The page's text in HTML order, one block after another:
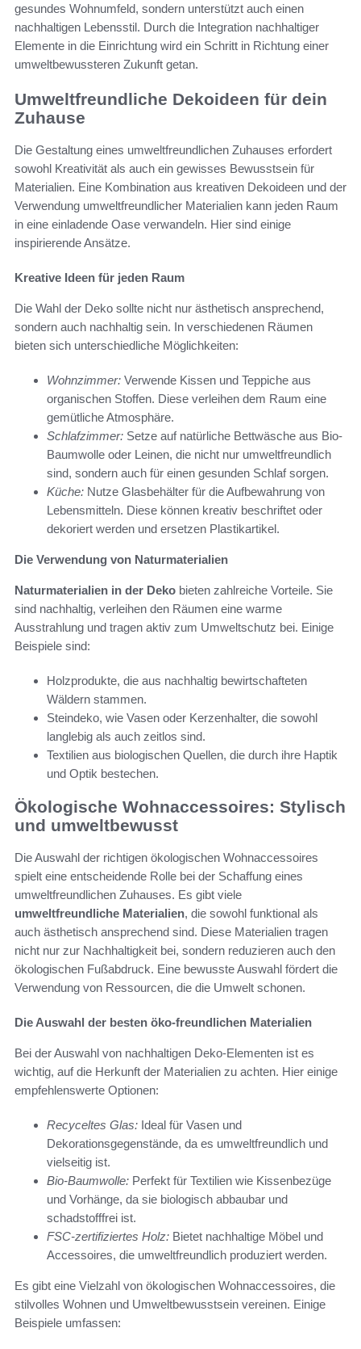
gesundes Wohnumfeld, sondern unterstützt auch einen
nachhaltigen Lebensstil. Durch die Integration nachhaltiger
Elemente in die Einrichtung wird ein Schritt in Richtung einer
umweltbewussteren Zukunft getan.
Umweltfreundliche Dekoideen für dein
Zuhause
Die Gestaltung eines umweltfreundlichen Zuhauses erfordert
sowohl Kreativität als auch ein gewisses Bewusstsein für
Materialien. Eine Kombination aus kreativen Dekoideen und der
Verwendung umweltfreundlicher Materialien kann jeden Raum
in eine einladende Oase verwandeln. Hier sind einige
inspirierende Ansätze.
Kreative Ideen für jeden Raum
Die Wahl der Deko sollte nicht nur ästhetisch ansprechend,
sondern auch nachhaltig sein. In verschiedenen Räumen
bieten sich unterschiedliche Möglichkeiten:
Wohnzimmer: Verwende Kissen und Teppiche aus
organischen Stoffen. Diese verleihen dem Raum eine
gemütliche Atmosphäre.
Schlafzimmer: Setze auf natürliche Bettwäsche aus Bio-
Baumwolle oder Leinen, die nicht nur umweltfreundlich
sind, sondern auch für einen gesunden Schlaf sorgen.
Küche: Nutze Glasbehälter für die Aufbewahrung von
Lebensmitteln. Diese können kreativ beschriftet oder
dekoriert werden und ersetzen Plastikartikel.
Die Verwendung von Naturmaterialien
Naturmaterialien in der Deko bieten zahlreiche Vorteile. Sie
sind nachhaltig, verleihen den Räumen eine warme
Ausstrahlung und tragen aktiv zum Umweltschutz bei. Einige
Beispiele sind:
Holzprodukte, die aus nachhaltig bewirtschafteten
Wäldern stammen.
Steindeko, wie Vasen oder Kerzenhalter, die sowohl
langlebig als auch zeitlos sind.
Textilien aus biologischen Quellen, die durch ihre Haptik
und Optik bestechen.
Ökologische Wohnaccessoires: Stylisch
und umweltbewusst
Die Auswahl der richtigen ökologischen Wohnaccessoires
spielt eine entscheidende Rolle bei der Schaffung eines
umweltfreundlichen Zuhauses. Es gibt viele
umweltfreundliche Materialien, die sowohl funktional als
auch ästhetisch ansprechend sind. Diese Materialien tragen
nicht nur zur Nachhaltigkeit bei, sondern reduzieren auch den
ökologischen Fußabdruck. Eine bewusste Auswahl fördert die
Verwendung von Ressourcen, die die Umwelt schonen.
Die Auswahl der besten öko-freundlichen Materialien
Bei der Auswahl von nachhaltigen Deko-Elementen ist es
wichtig, auf die Herkunft der Materialien zu achten. Hier einige
empfehlenswerte Optionen:
Recyceltes Glas: Ideal für Vasen und
Dekorationsgegenstände, da es umweltfreundlich und
vielseitig ist.
Bio-Baumwolle: Perfekt für Textilien wie Kissenbezüge
und Vorhänge, da sie biologisch abbaubar und
schadstofffrei ist.
FSC-zertifiziertes Holz: Bietet nachhaltige Möbel und
Accessoires, die umweltfreundlich produziert werden.
Es gibt eine Vielzahl von ökologischen Wohnaccessoires, die
stilvolles Wohnen und Umweltbewusstsein vereinen. Einige
Beispiele umfassen: